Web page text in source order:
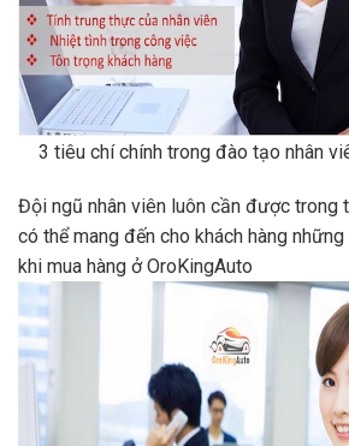
3 tiêu chí chính trong đào tạo nhân
Đội ngũ nhân viên luôn cần được trong
có thể mang đến cho khách hàng
khi mua hàng ở OroKingAuto